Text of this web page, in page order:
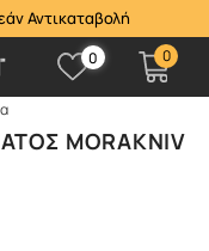
Αντικαταβολή
0 0
MORAKNIV